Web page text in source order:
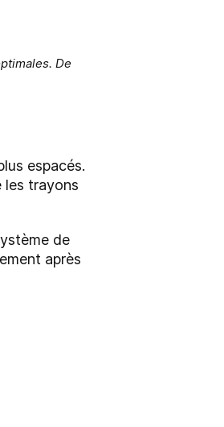
De
espacés.
les trayons
de
après